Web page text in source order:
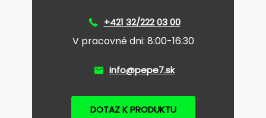
+421 32/222 03 00
V pracovné dni: 8:00-16:30
info@pepe7.sk
DOTAZ K PRODUKTU